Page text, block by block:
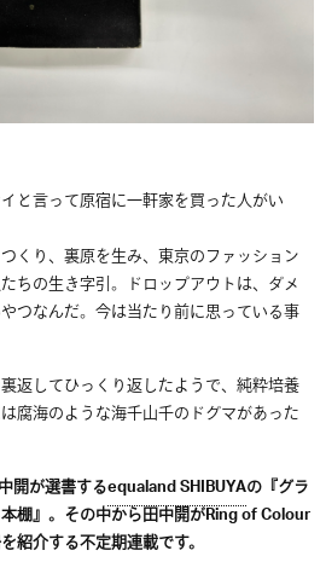
と言って原宿に一軒家を買った人がい
くり、裏原を生み、東京のファッション
ちの生き字引。ドロップアウトは、ダメ
つなんだ。今は当たり前に思っている事
返してひっくり返したようで、純粋培養
腐海のような海千山千のドグマがあった
開が選書するequaland SHIBUYAの『グラ
棚』。その中から田中開がRing of Colour
紹介する不定期連載です。